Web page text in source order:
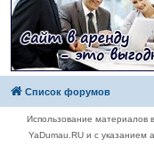
Список форумов
Использование материалов
YaDumau.RU и с указанием